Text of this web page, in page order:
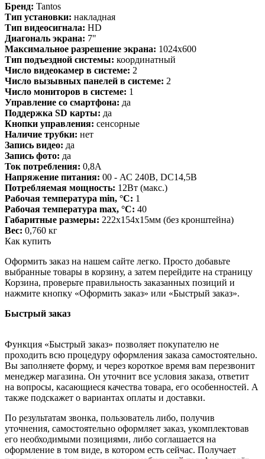
Бренд: Tantos
Тип установки: накладная
Тип видеосигнала: HD
Диагональ экрана: 7"
Максимальное разрешение экрана: 1024x600
Тип подъездной системы: координатный
Число видеокамер в системе: 2
Число вызывных панелей в системе: 2
Число мониторов в системе: 1
Управление со смартфона: да
Поддержка SD карты: да
Кнопки управления: сенсорные
Наличие трубки: нет
Запись видео: да
Запись фото: да
Ток потребления: 0,8А
Напряжение питания: 00 - АС 240В, DC14,5В
Потребляемая мощность: 12Вт (макс.)
Рабочая температура min, °С: 1
Рабочая температура max, °С: 40
Габаритные размеры: 222х154х15мм (без кронштейна)
Вес: 0,760 кг
Как купить
Оформить заказ на нашем сайте легко. Просто добавьте
выбранные товары в корзину, а затем перейдите на страницу
Корзина, проверьте правильность заказанных позиций и
нажмите кнопку «Оформить заказ» или «Быстрый заказ».
Быстрый заказ
Функция «Быстрый заказ» позволяет покупателю не
проходить всю процедуру оформления заказа самостоятельно.
Вы заполняете форму, и через короткое время вам перезвонит
менеджер магазина. Он уточнит все условия заказа, ответит
на вопросы, касающиеся качества товара, его особенностей. А
также подскажет о вариантах оплаты и доставки.
По результатам звонка, пользователь либо, получив
уточнения, самостоятельно оформляет заказ, укомплектовав
его необходимыми позициями, либо соглашается на
оформление в том виде, в котором есть сейчас. Получает